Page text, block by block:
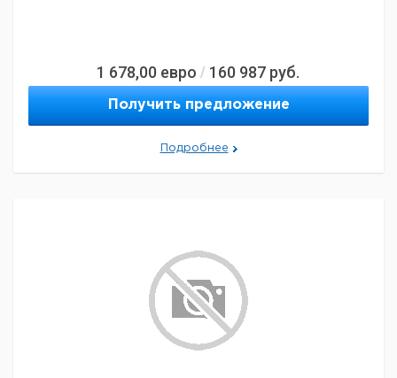
1 678,00 евро / 160 987 руб.
Получить предложение
Подробнее